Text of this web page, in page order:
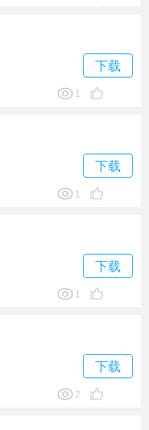
下载
1
下载
1
下载
1
下载
2